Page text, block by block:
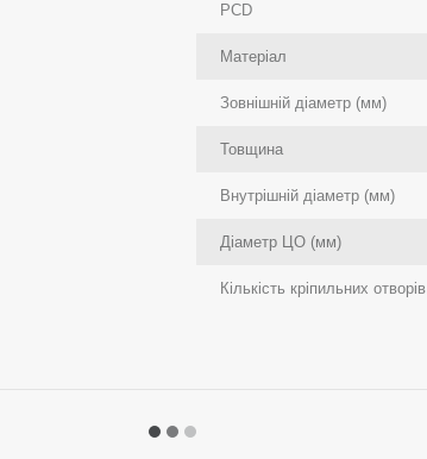
PCD
Матеріал
Зовнішній діаметр (мм)
Товщина
Внутрішній діаметр (мм)
Діаметр ЦО (мм)
Кількість кріпильних отворів